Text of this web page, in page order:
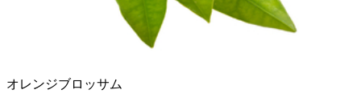
オレンジブロッサム